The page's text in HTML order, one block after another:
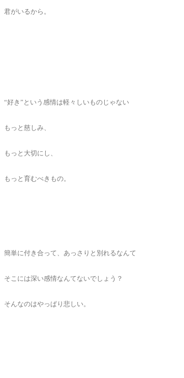
君がいるから。
“好き”という感情は軽々しいものじゃない
もっと慈しみ、
もっと大切にし、
もっと育むべきもの。
簡単に付き合って、あっさりと別れるなんて
そこには深い感情なんてないでしょう？
そんなのはやっぱり悲しい。